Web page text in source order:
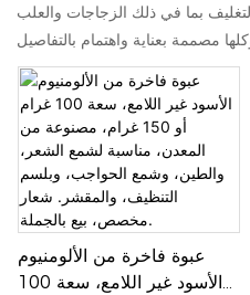
بما في ذلك الزجاجات والعلب
مصممة بعناية واهتمام بالتفاصيل
عبوة فاخرة من الألومنيوم
الأسود غير اللامع، سعة 100